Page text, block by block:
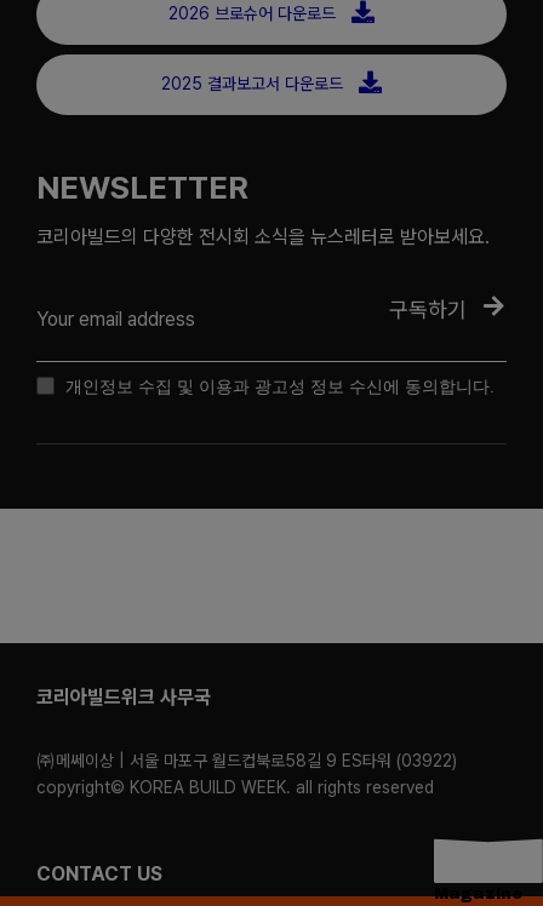
2026 브로슈어 다운로드
2025 결과보고서 다운로드
NEWSLETTER
코리아빌드의 다양한 전시회 소식을 뉴스레터로 받아보세요.
구독하기
개인정보 수집 및 이용과 광고성 정보 수신에 동의합니다.
코리아빌드위크 사무국
㈜메쎄이상 | 서울 마포구 월드컵북로58길 9 ES타워 (03922)
copyright© KOREA BUILD WEEK. all rights reserved
CONTACT US
Magazine